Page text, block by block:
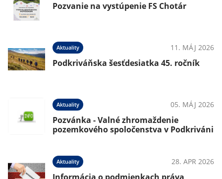
Pozvanie na vystúpenie FS Chotár
Aktuality 11. MÁJ 2026
Podkriváňska šesťdesiatka 45. ročník
Aktuality 05. MÁJ 2026
Pozvánka - Valné zhromaždenie
pozemkového spoločenstva v Podkriváni
Aktuality 28. APR 2026